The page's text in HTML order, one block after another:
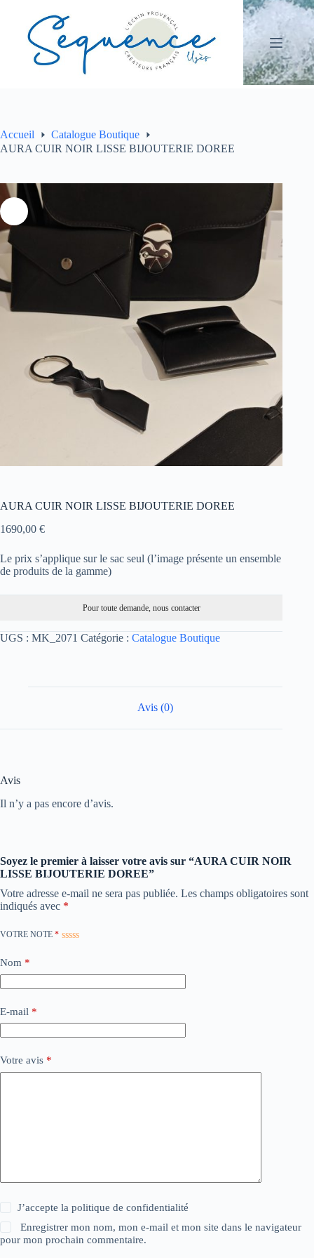
contenu
Accueil
Catalogue Boutique
AURA CUIR NOIR LISSE BIJOUTERIE DOREE
AURA CUIR NOIR LISSE BIJOUTERIE DOREE
1690,00 €
Le prix s’applique sur le sac seul (l’image présente un ensemble
de produits de la gamme)
Pour toute demande, nous contacter
UGS : MK_2071 Catégorie : Catalogue Boutique
Avis (0)
Avis
Il n’y a pas encore d’avis.
Soyez le premier à laisser votre avis sur “AURA CUIR NOIR
LISSE BIJOUTERIE DOREE”
Votre adresse e-mail ne sera pas publiée. Les champs obligatoires sont
indiqués avec *
VOTRE NOTE *
Nom *
E-mail *
Votre avis *
J’accepte lapolitique de confidentialité
Enregistrer mon nom, mon e-mail et mon site dans le navigateur
pour mon prochain commentaire.